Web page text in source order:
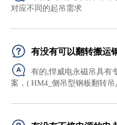
对应不同的起吊需求
有没有可以翻转搬运
有的,悍威电永磁吊具有
案，( HM4_侧吊型钢板翻转吊